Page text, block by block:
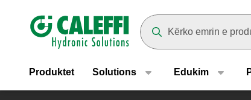
Header main navigation
Produktet Solutions Edukim